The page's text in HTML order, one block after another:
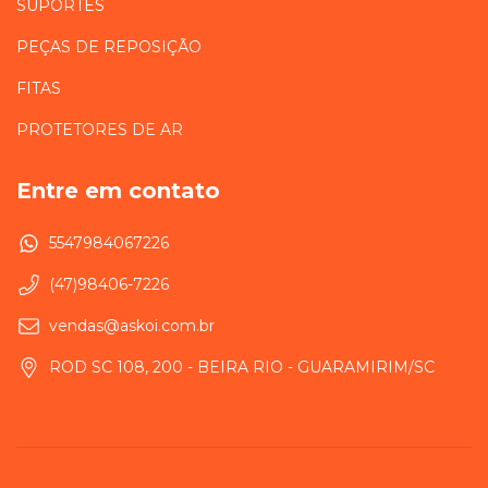
SUPORTES
PEÇAS DE REPOSIÇÃO
FITAS
PROTETORES DE AR
Entre em contato
5547984067226
(47)98406-7226
vendas@askoi.com.br
ROD SC 108, 200 - BEIRA RIO - GUARAMIRIM/SC